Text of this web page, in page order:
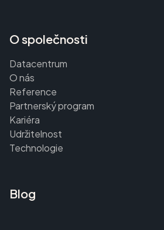
O společnosti
Datacentrum
O nás
Reference
Partnerský program
Kariéra
Udržitelnost
Technologie
Blog